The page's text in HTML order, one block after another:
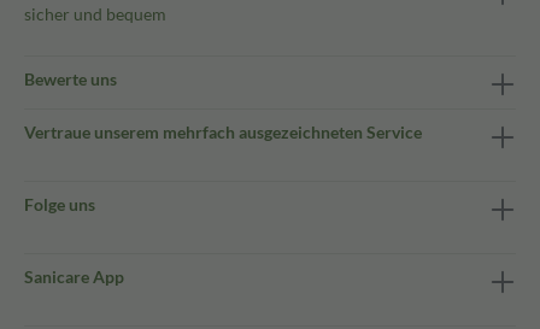
sicher und bequem
Bewerte uns
Vertraue unserem mehrfach ausgezeichneten Service
Folge uns
Sanicare App